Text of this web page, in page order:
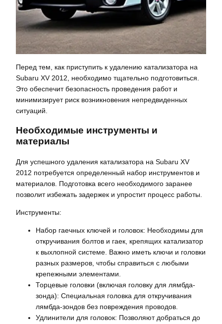
Перед тем, как приступить к удалению катализатора на
Subaru XV 2012, необходимо тщательно подготовиться.
Это обеспечит безопасность проведения работ и
минимизирует риск возникновения непредвиденных
ситуаций.
Необходимые инструменты и
материалы
Для успешного удаления катализатора на Subaru XV
2012 потребуется определенный набор инструментов и
материалов. Подготовка всего необходимого заранее
позволит избежать задержек и упростит процесс работы.
Инструменты:
Набор гаечных ключей и головок: Необходимы для
откручивания болтов и гаек, крепящих катализатор
к выхлопной системе. Важно иметь ключи и головки
разных размеров, чтобы справиться с любыми
крепежными элементами.
Торцевые головки (включая головку для лямбда-
зонда): Специальная головка для откручивания
лямбда-зондов без повреждения проводов.
Удлинители для головок: Позволяют добраться до